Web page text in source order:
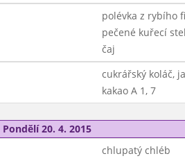
polévka z rybího
pečené kuřecí
čaj
cukrářský koláč,
kakao A 1, 7
Pondělí 20. 4. 2015
chlupatý chléb